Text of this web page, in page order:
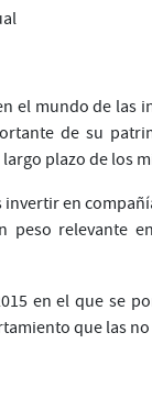
el mundo de las
de su
plazo de los
invertir en
relevante
en el que se
que las